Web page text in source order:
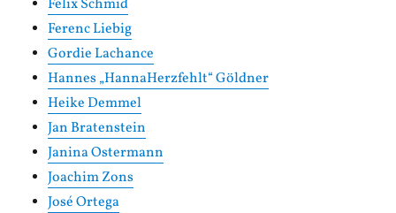
Felix Schmid
Ferenc Liebig
Gordie Lachance
Hannes „HannaHerzfehlt“ Göldner
Heike Demmel
Jan Bratenstein
Janina Ostermann
Joachim Zons
José Ortega